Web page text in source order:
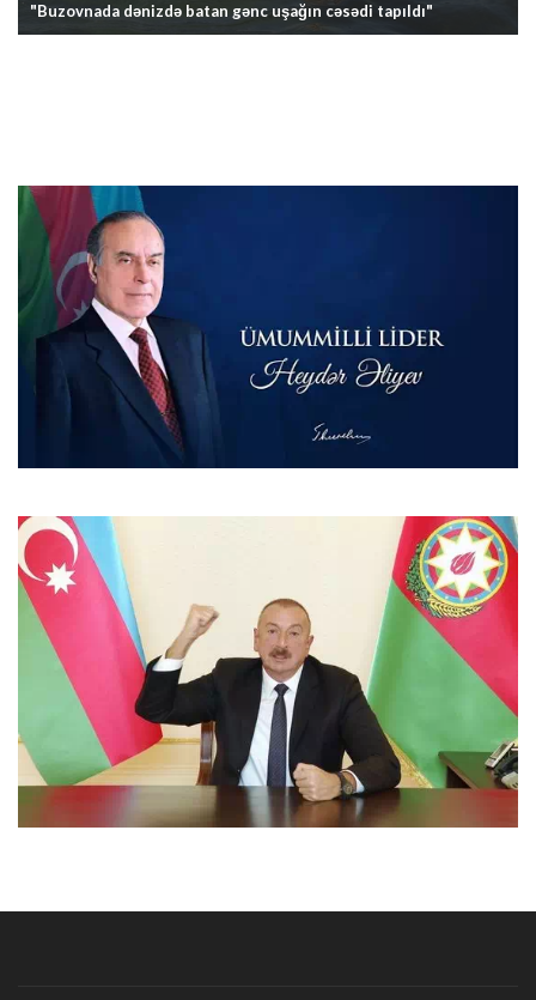
"Buzovnada dənizdə batan gənc uşağın cəsədi tapıldı"